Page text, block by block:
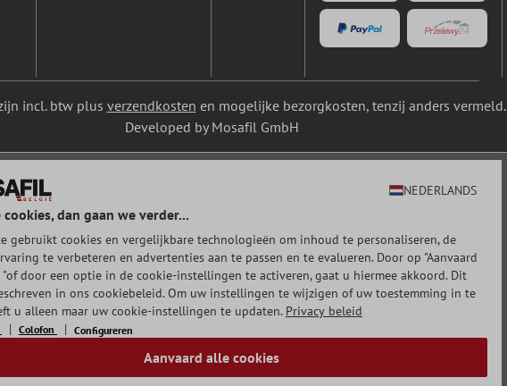
incl. btw plus verzendkosten en mogelijke bezorgkosten, tenzij anders vermeld.
Developed by Mosafil GmbH
NEDERLANDS
dan gaan we verder...
gebruikt cookies en vergelijkbare technologieën om inhoud te personaliseren, de
te verbeteren en advertenties aan te passen en te evalueren. Door op "Aanvaard
"of door een optie in de cookie-instellingen te activeren, gaat u hiermee akkoord. Dit
in ons cookiebeleid. Om uw instellingen te wijzigen of uw toestemming in te
u alleen maar uw cookie-instellingen te updaten. Privacy beleid
Colofon Configureren
Aanvaard alle cookies